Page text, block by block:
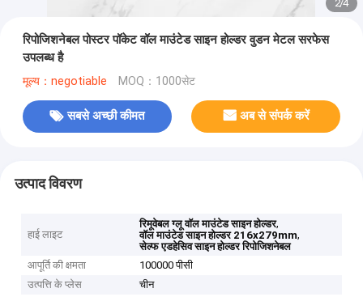
2/4
रिपोजिशनेबल पोस्टर पॉकेट वॉल माउंटेड साइन होल्डर वुडन मेटल सरफेस
उपलब्ध है
मूल्य：negotiable MOQ：1000सेट
सबसे अच्छी कीमत अब से संपर्क करें
उत्पाद विवरण
हाई लाइट
रिमूवेबल ग्लू वॉल माउंटेड साइन होल्डर,
वॉल माउंटेड साइन होल्डर 216x279mm,
सेल्फ एडहेसिव साइन होल्डर रिपोजिशनेबल
आपूर्ति की क्षमता
100000 पीसी
उत्पत्ति के प्लेस
चीन